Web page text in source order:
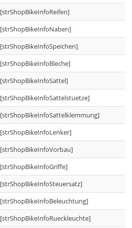
[strShopBikeInfoReifen]
[strShopBikeInfoNaben]
[strShopBikeInfoSpeichen]
[strShopBikeInfoBleche]
[strShopBikeInfoSattel]
[strShopBikeInfoSattelstuetze]
[strShopBikeInfoSattelklemmung]
[strShopBikeInfoLenker]
[strShopBikeInfoVorbau]
[strShopBikeInfoGriffe]
[strShopBikeInfoSteuersatz]
[strShopBikeInfoBeleuchtung]
[strShopBikeInfoRueckleuchte]